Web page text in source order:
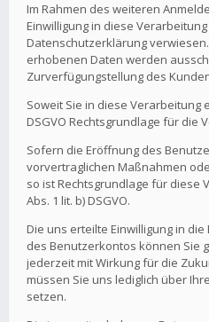
Im Rahmen des weiteren
Einwilligung in diese
Datenschutzerklärung
erhobenen Daten werden
Zurverfügungstellung des
Soweit Sie in diese Verarbeitung
DSGVO Rechtsgrundlage für die
Sofern die Eröffnung des
vorvertraglichen Maßnahmen
so ist Rechtsgrundlage für diese
Abs. 1 lit. b) DSGVO.
Die uns erteilte Einwilligung in
des Benutzerkontos können Sie
jederzeit mit Wirkung für die
müssen Sie uns lediglich über
setzen.